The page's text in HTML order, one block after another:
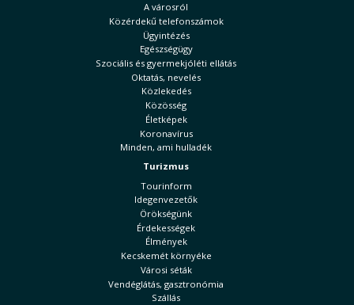
A városról
Közérdekű telefonszámok
Ügyintézés
Egészségügy
Szociális és gyermekjóléti ellátás
Oktatás, nevelés
Közlekedés
Közösség
Életképek
Koronavírus
Minden, ami hulladék
Turizmus
Tourinform
Idegenvezetők
Örökségünk
Érdekességek
Élmények
Kecskemét környéke
Városi séták
Vendéglátás, gasztronómia
Szállás